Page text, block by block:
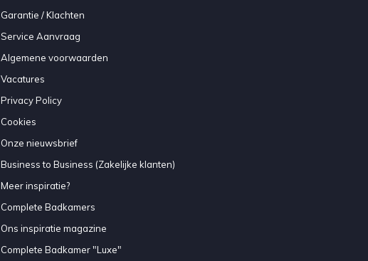
Garantie / Klachten
Service Aanvraag
Algemene voorwaarden
Vacatures
Privacy Policy
Cookies
Onze nieuwsbrief
Business to Business (Zakelijke klanten)
Meer inspiratie?
Complete Badkamers
Ons inspiratie magazine
Complete Badkamer "Luxe"